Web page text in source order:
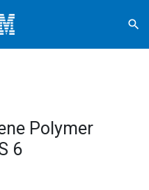
search
Polymer
6